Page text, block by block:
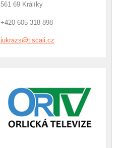
561 69 Králíky
+420 605 318 898
jukrazs@tiscali. cz